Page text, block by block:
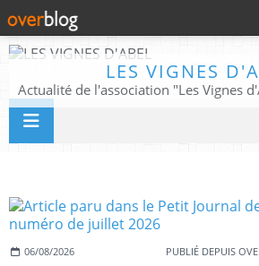
LES VIGNES
06/08/2026 PUBLIÉ DEPUIS